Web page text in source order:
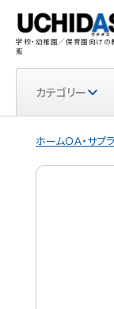
学校・幼稚園／保育園向けの
販
カテゴリー
ホームＯＡ・サプ